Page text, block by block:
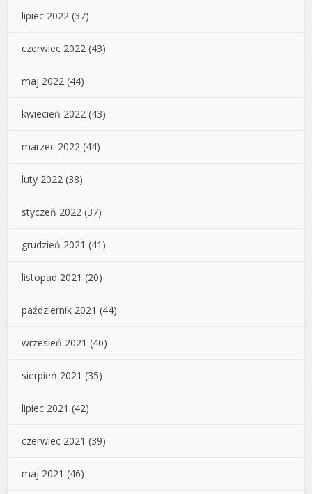
lipiec 2022 (37)
czerwiec 2022 (43)
maj 2022 (44)
kwiecień 2022 (43)
marzec 2022 (44)
luty 2022 (38)
styczeń 2022 (37)
grudzień 2021 (41)
listopad 2021 (20)
październik 2021 (44)
wrzesień 2021 (40)
sierpień 2021 (35)
lipiec 2021 (42)
czerwiec 2021 (39)
maj 2021 (46)